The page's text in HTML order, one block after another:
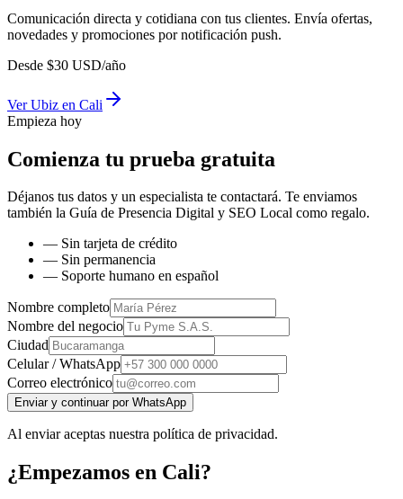
Comunicación directa y cotidiana con tus clientes. Envía ofertas,
novedades y promociones por notificación push.
Desde $30 USD/año
VerUbiz en Cali
Empieza hoy
Comienza tu prueba gratuita
Déjanos tus datos y un especialista te contactará. Te enviamos
también la Guía de Presencia Digital y SEO Local como regalo.
— Sin tarjeta de crédito
— Sin permanencia
— Soporte humano en español
Nombre completo
Nombre del negocio
Ciudad
Celular / WhatsApp
Correo electrónico
Enviar y continuar por WhatsApp
Al enviar aceptas nuestra política de privacidad.
¿Empezamos en Cali?